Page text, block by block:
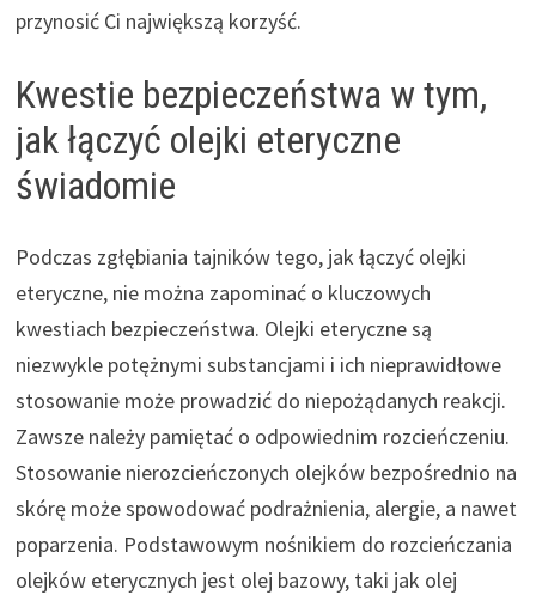
przynosić Ci największą korzyść.
Kwestie bezpieczeństwa w tym,
jak łączyć olejki eteryczne
świadomie
Podczas zgłębiania tajników tego, jak łączyć olejki
eteryczne, nie można zapominać o kluczowych
kwestiach bezpieczeństwa. Olejki eteryczne są
niezwykle potężnymi substancjami i ich nieprawidłowe
stosowanie może prowadzić do niepożądanych reakcji.
Zawsze należy pamiętać o odpowiednim rozcieńczeniu.
Stosowanie nierozcieńczonych olejków bezpośrednio na
skórę może spowodować podrażnienia, alergie, a nawet
poparzenia. Podstawowym nośnikiem do rozcieńczania
olejków eterycznych jest olej bazowy, taki jak olej